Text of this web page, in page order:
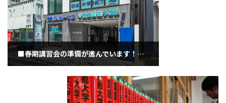
■春期講習会の準備が進んでいます！（２月１０日水曜日）